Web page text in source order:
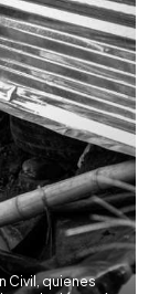
Civil, quienes